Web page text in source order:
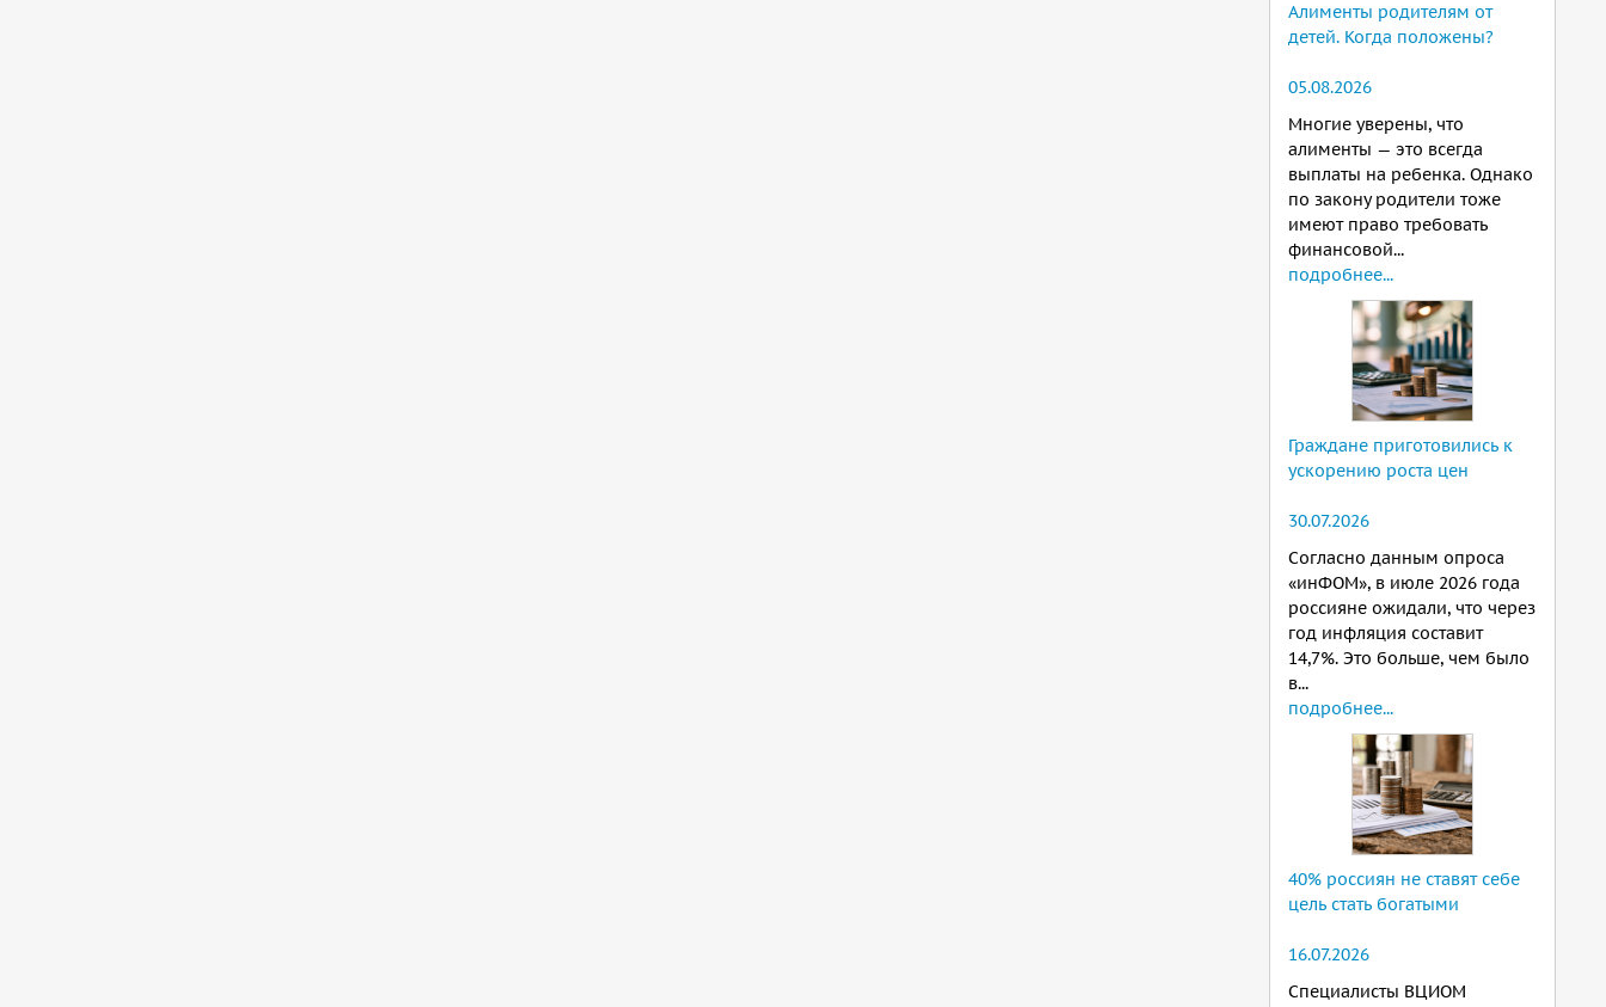
Алименты родителям от
детей. Когда положены?
05.08.2026
Многие уверены, что
алименты — это всегда
выплаты на ребенка. Однако
по закону родители тоже
имеют право требовать
финансовой...
подробнее...
Граждане приготовились к
ускорению роста цен
30.07.2026
Согласно данным опроса
«инФОМ», в июле 2026 года
россияне ожидали, что через
год инфляция составит
14,7%. Это больше, чем было
в...
подробнее...
40% россиян не ставят себе
цель стать богатыми
16.07.2026
Специалисты ВЦИОМ